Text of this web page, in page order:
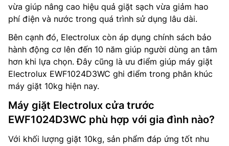
vừa giúp nâng cao hiệu quả giặt sạch vừa giảm hao
phí điện và nước trong quá trình sử dụng lâu dài.
Bên cạnh đó, Electrolux còn áp dụng chính sách bảo
hành động cơ lên đến 10 năm giúp người dùng an tâm
hơn khi lựa chọn. Đây cũng là ưu điểm giúp máy giặt
Electrolux EWF1024D3WC ghi điểm trong phân khúc
máy giặt 10kg hiện nay.
Máy giặt Electrolux cửa trước
EWF1024D3WC phù hợp với gia đình nào?
Với khối lượng giặt 10kg, sản phẩm đáp ứng tốt nhu